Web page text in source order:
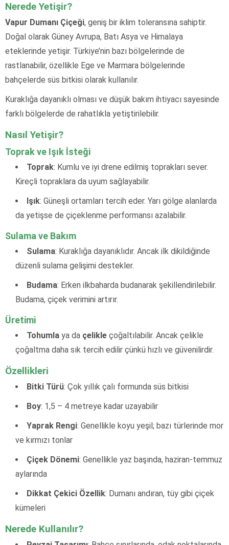
Nerede Yetişir?
Vapur Dumanı Çiçeği, geniş bir iklim toleransına sahiptir.
Doğal olarak Güney Avrupa, Batı Asya ve Himalaya
eteklerinde yetişir. Türkiye’nin bazı bölgelerinde de
rastlanabilir, özellikle Ege ve Marmara bölgelerinde
bahçelerde süs bitkisi olarak kullanılır.
Kuraklığa dayanıklı olması ve düşük bakım ihtiyacı sayesinde
farklı bölgelerde de rahatlıkla yetiştirilebilir.
Nasıl Yetişir?
Toprak ve Işık İsteği
Toprak: Kumlu ve iyi drene edilmiş toprakları sever.
Kireçli topraklara da uyum sağlayabilir.
Işık: Güneşli ortamları tercih eder. Yarı gölge alanlarda
da yetişse de çiçeklenme performansı azalabilir.
Sulama ve Bakım
Sulama: Kuraklığa dayanıklıdır. Ancak ilk dikildiğinde
düzenli sulama gelişimi destekler.
Budama: Erken ilkbaharda budanarak şekillendirilebilir.
Budama, çiçek verimini artırır.
Üretimi
Tohumla ya da çelikle çoğaltılabilir. Ancak çelikle
çoğaltma daha sık tercih edilir çünkü hızlı ve güvenilirdir.
Özellikleri
Bitki Türü: Çok yıllık çalı formunda süs bitkisi
Boy: 1,5 – 4 metreye kadar uzayabilir
Yaprak Rengi: Genellikle koyu yeşil; bazı türlerinde mor
ve kırmızı tonlar
Çiçek Dönemi: Genellikle yaz başında, haziran-temmuz
aylarında
Dikkat Çekici Özellik: Dumanı andıran, tüy gibi çiçek
kümeleri
Nerede Kullanılır?